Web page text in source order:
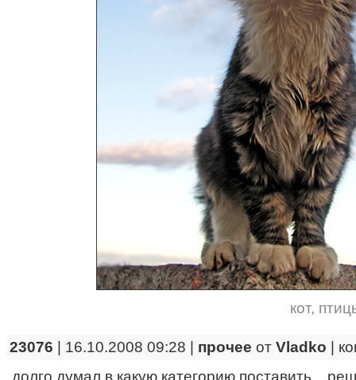
кот,
23076 | 16.10.2008 09:28 | прочее от Vladko
долго думал в какую категорию поставить...